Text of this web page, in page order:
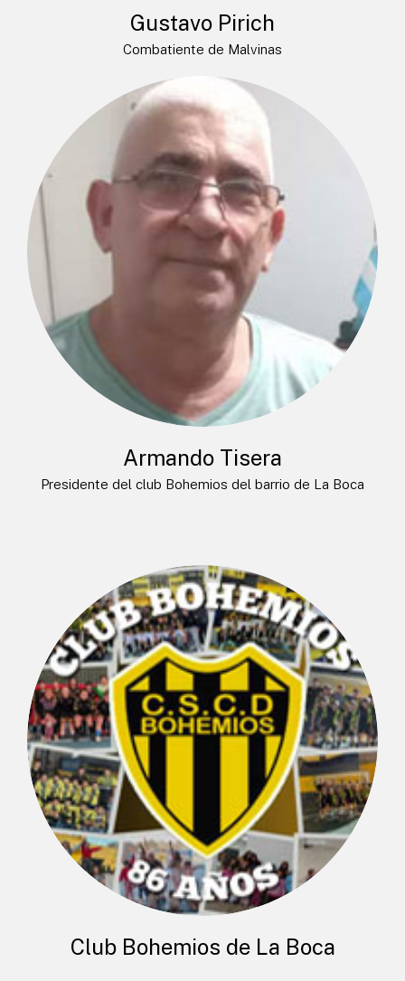
Gustavo Pirich
Combatiente de Malvinas
Armando Tisera
Presidente del club Bohemios del barrio de La Boca
Club Bohemios de La Boca